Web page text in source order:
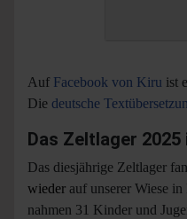
Auf Facebook von Kiru ist
Die deutsche
Das Zeltlager
Das diesjährige Zeltlager
wieder auf unserer Wiese
nahmen 31 Kinder und